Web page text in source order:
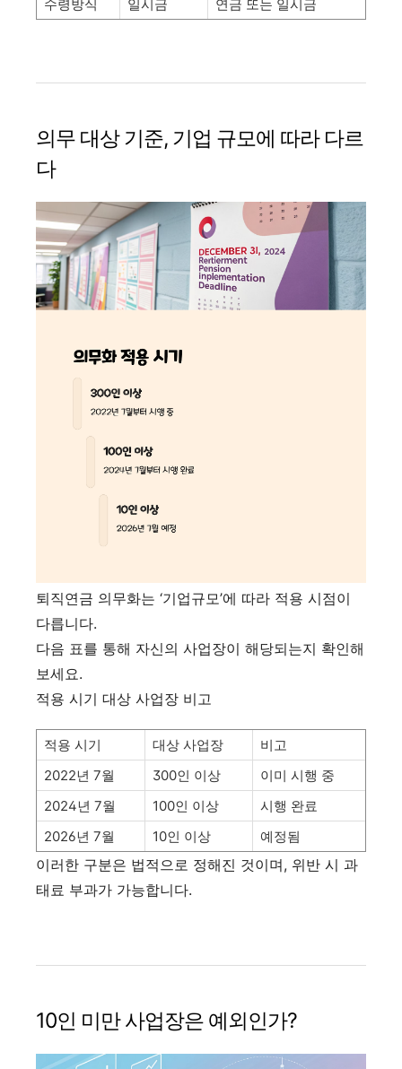
수령방식 일시금 연금 또는 일시금
의무 대상 기준, 기업 규모에 따라 다르
다
퇴직연금 의무화는 ‘기업규모’에 따라 적용 시점이
다릅니다.
다음 표를 통해 자신의 사업장이 해당되는지 확인해
보세요.
적용 시기 대상 사업장 비고
적용 시기 대상 사업장
비고
2022년 7월
300인 이상
이미 시행 중
2024년 7월
100인 이상
시행 완료
2026년 7월
10인 이상 예정됨
이러한 구분은 법적으로 정해진 것이며, 위반 시 과
태료 부과가 가능합니다.
10인 미만 사업장은 예외인가?